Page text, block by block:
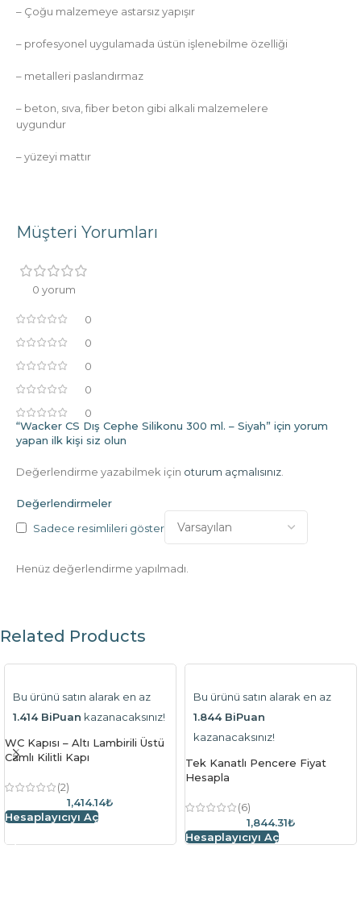
– Çoğu malzemeye astarsız yapışır
– profesyonel uygulamada üstün işlenebilme özelliği
– metalleri paslandırmaz
– beton, sıva, fiber beton gibi alkali malzemelere
uygundur
– yüzeyi mattır
Müşteri Yorumları
0 yorum
0
0
0
0
0
Değerlendirmeler
Sadece resimlileri göster
Henüz değerlendirme yapılmadı.
“Wacker CS Dış Cephe Silikonu 300 ml. – Siyah” için yorum
yapan ilk kişi siz olun
Değerlendirme yazabilmek için oturum açmalısınız
Related Products
Bu ürünü satın alarak en az
1.414 BiPuan kazanacaksınız!
WC Kapısı – Altı Lambirili Üstü
Camlı Kilitli Kapı
(2)
1,414.14₺
Hesaplayıcıyı Aç
Bu ürünü satın alarak en az
1.844 BiPuan
kazanacaksınız!
Tek Kanatlı Pencere Fiyat
Hesapla
(6)
1,844.31₺
Hesaplayıcıyı Aç